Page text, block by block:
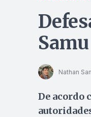
Nathan
De acordo